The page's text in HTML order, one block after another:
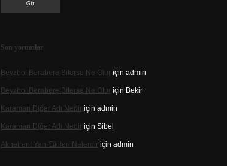
Son yorumlar
Beyzbol Berabere Biterse Ne Oluriçin admin
Beyzbol Berabere Biterse Ne Oluriçin Bekir
Karaman Diğer Adı Nediriçin admin
Karaman Diğer Adı Nediriçin Sibel
Aknetrent Yan Etkileri Nelerdiriçin admin